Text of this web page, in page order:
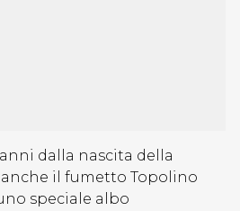
dalla nascita della
il fumetto Topolino
speciale albo